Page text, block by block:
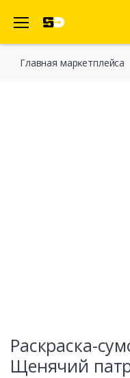
Главная марĸетплейса
Раскраска-
Щенячий